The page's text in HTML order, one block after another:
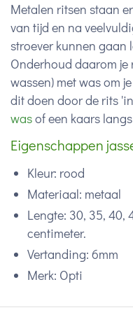
Metalen ritsen staan
van tijd en na
stroever kunnen gaan
Onderhoud daarom je
wassen) met was om
dit doen door de rits
wasof een kaars
Eigenschappen
Kleur: rood
Materiaal: metaal
Lengte: 30, 35, 40,
centimeter.
Vertanding: 6mm
Merk: Opti